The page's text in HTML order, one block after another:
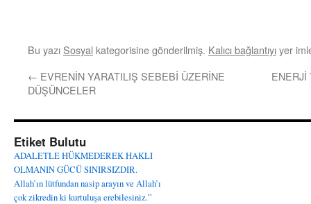
Bu yazı Sosyal kategorisine gönderilmiş. Kalıcı bağlantıyıyer
← EVRENİN YARATILIŞ SEBEBİ ÜZERİNE
DÜŞÜNCELER
ENERJİ
Etiket Bulutu
ADALETLE HÜKMEDEREK HAKLI
OLMANIN GÜCÜ SINIRSIZDIR.
Allah’ın lütfundan nasip arayın ve Allah’ı
çok zikredin ki kurtuluşa erebilesiniz.”